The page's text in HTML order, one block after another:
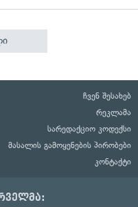
ჩვენ შესახებ
რეკლამა
სარედაქციო კოდექსი
მასალის გამოყენების პირობები
კონტაქტი